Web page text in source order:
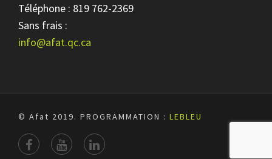
Téléphone : 819 762-2369
Sans frais :
info@afat.qc.ca
© Afat 2019. PROGRAMMATION : LEBLEU